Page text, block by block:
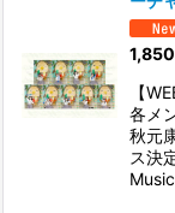
1,850
【
各メ
秋元
ス決